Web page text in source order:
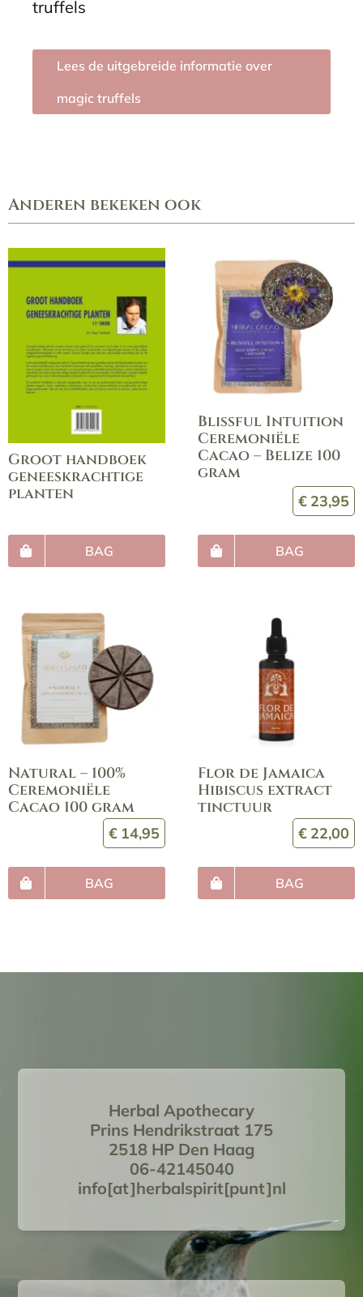
truffels
Lees de uitgebreide informatie over
magic truffels
Anderen bekeken ook
Groot handboek
geneeskrachtige
planten
BAG
Blissful Intuition
Ceremoniële
Cacao – Belize 100
gram
€ 23,95
BAG
Natural – 100%
Ceremoniële
Cacao 100 gram
€ 14,95
BAG
Flor de Jamaica
Hibiscus extract
tinctuur
€ 22,00
BAG
Herbal Apothecary
Prins Hendrikstraat 175
2518 HP Den Haag
06-42145040
info[at]herbalspirit[punt]nl